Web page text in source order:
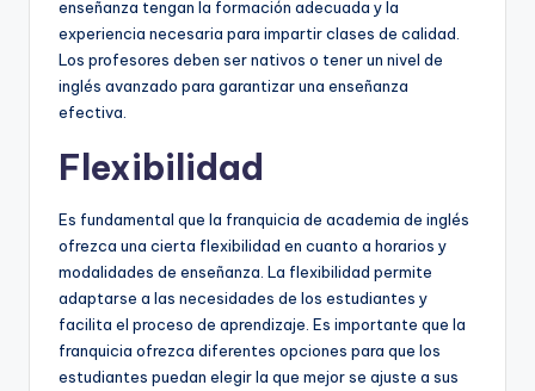
enseñanza tengan la formación adecuada y la
experiencia necesaria para impartir clases de calidad.
Los profesores deben ser nativos o tener un nivel de
inglés avanzado para garantizar una enseñanza
efectiva.
Flexibilidad
Es fundamental que la franquicia de academia de inglés
ofrezca una cierta flexibilidad en cuanto a horarios y
modalidades de enseñanza. La flexibilidad permite
adaptarse a las necesidades de los estudiantes y
facilita el proceso de aprendizaje. Es importante que la
franquicia ofrezca diferentes opciones para que los
estudiantes puedan elegir la que mejor se ajuste a sus